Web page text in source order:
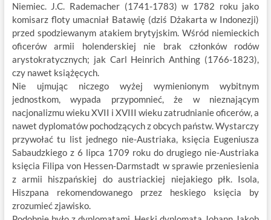
Niemiec. J.C. Rademacher (1741-1783) w 1782 roku jako
komisarz floty umacniał Batawię (dziś Dżakarta w Indonezji)
przed spodziewanym atakiem brytyjskim. Wśród niemieckich
oficerów armii holenderskiej nie brak członków rodów
arystokratycznych; jak Carl Heinrich Anthing (1766-1823),
czy nawet książęcych.
Nie ujmując niczego wyżej wymienionym wybitnym
jednostkom, wypada przypomnieć, że w nieznającym
nacjonalizmu wieku XVII i XVIII wieku zatrudnianie oficerów, a
nawet dyplomatów pochodzących z obcych państw. Wystarczy
przywołać tu list jednego nie-Austriaka, księcia Eugeniusza
Sabaudzkiego z 6 lipca 1709 roku do drugiego nie-Austriaka
księcia Filipa von Hessen-Darmstadt w sprawie przeniesienia
z armii hiszpańskiej do austriackiej niejakiego płk. Isola,
Hiszpana rekomendowanego przez heskiego księcia by
zrozumieć zjawisko.